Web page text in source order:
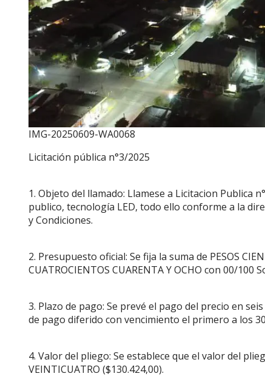
IMG-20250609-WA0068
Licitación pública n°3/2025
1. Objeto del llamado: Llamese a Licitacion Publica
publico, tecnología LED, todo ello conforme a la
y Condiciones.
2. Presupuesto oficial: Se fija la suma de PESOS
CUATROCIENTOS CUARENTA Y OCHO con 00/100
3. Plazo de pago: Se prevé el pago del precio en
de pago diferido con vencimiento el primero a los
4. Valor del pliego: Se establece que el valor del
VEINTICUATRO ($130.424,00).